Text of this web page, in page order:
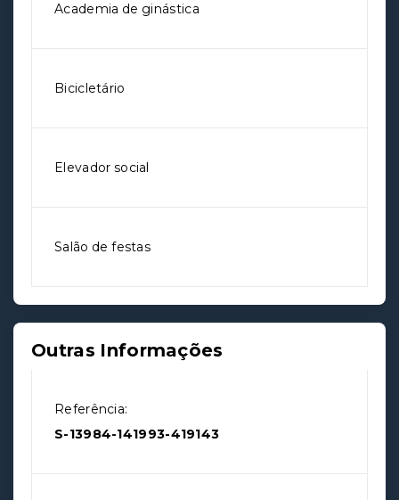
Academia de ginástica
Bicicletário
Elevador social
Salão de festas
Outras Informações
Referência:
S-13984-141993-419143